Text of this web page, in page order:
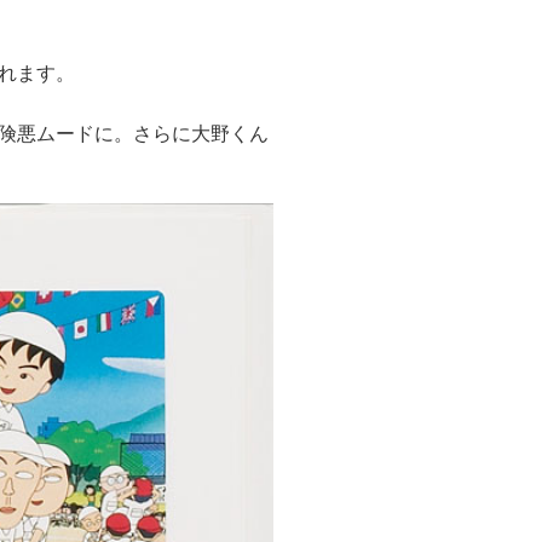
ます。
悪ムードに。さらに大野くん